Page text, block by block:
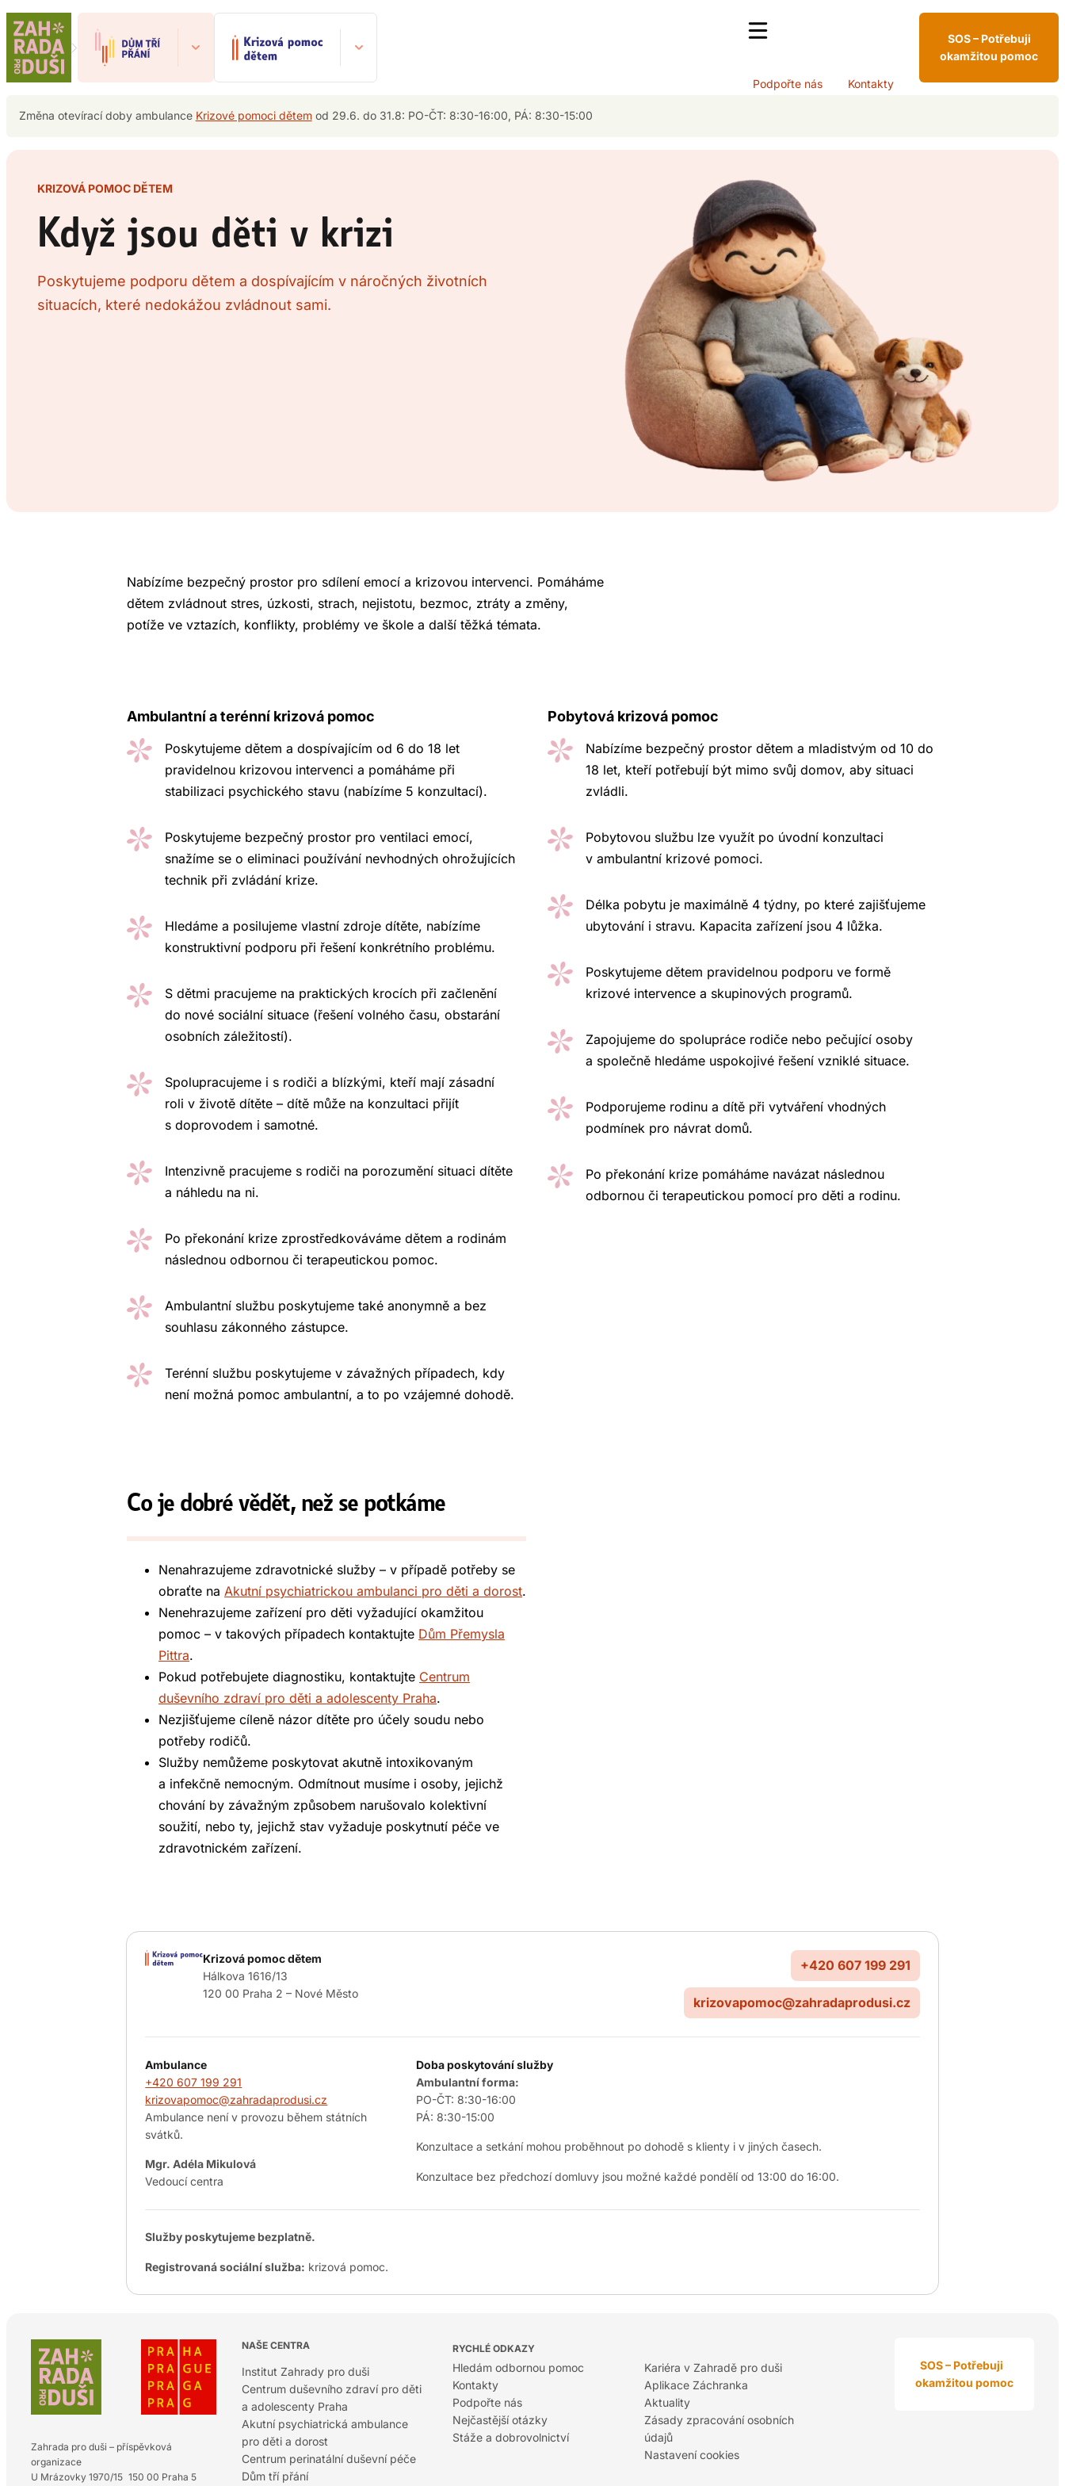
Přeskočit
na
obsah
Podpořte nás Kontakty
SOS – Potřebuji
okamžitou pomoc
Změna otevírací doby ambulance Krizové pomoci dětemod 29.6. do 31.8: PO-ČT: 8:30-16:00, PÁ: 8:30-15:00
KRIZOVÁ POMOC DĚTEM
Když jsou děti v krizi
Poskytujeme podporu dětem a dospívajícím v náročných životních
situacích, které nedokážou zvládnout sami.
Nabízíme bezpečný prostor pro sdílení emocí a krizovou intervenci. Pomáháme
dětem zvládnout stres, úzkosti, strach, nejistotu, bezmoc, ztráty a změny,
potíže ve vztazích, konflikty, problémy ve škole a další těžká témata.
Ambulantní a terénní krizová pomoc
Poskytujeme dětem a dospívajícím od 6 do 18 let
pravidelnou krizovou intervenci a pomáháme při
stabilizaci psychického stavu (nabízíme 5 konzultací).
Poskytujeme bezpečný prostor pro ventilaci emocí,
snažíme se o eliminaci používání nevhodných ohrožujících
technik při zvládání krize.
Hledáme a posilujeme vlastní zdroje dítěte, nabízíme
konstruktivní podporu při řešení konkrétního problému.
S dětmi pracujeme na praktických krocích při začlenění
do nové sociální situace (řešení volného času, obstarání
osobních záležitostí).
Spolupracujeme i s rodiči a blízkými, kteří mají zásadní
roli v životě dítěte – dítě může na konzultaci přijít
s doprovodem i samotné.
Intenzivně pracujeme s rodiči na porozumění situaci dítěte
a náhledu na ni.
Po překonání krize zprostředkováváme dětem a rodinám
následnou odbornou či terapeutickou pomoc.
Ambulantní službu poskytujeme také anonymně a bez
souhlasu zákonného zástupce.
Terénní službu poskytujeme v závažných případech, kdy
není možná pomoc ambulantní, a to po vzájemné dohodě.
Pobytová krizová pomoc
Nabízíme bezpečný prostor dětem a mladistvým od 10 do
18 let, kteří potřebují být mimo svůj domov, aby situaci
zvládli.
Pobytovou službu lze využít po úvodní konzultaci
v ambulantní krizové pomoci.
Délka pobytu je maximálně 4 týdny, po které zajišťujeme
ubytování i stravu. Kapacita zařízení jsou 4 lůžka.
Poskytujeme dětem pravidelnou podporu ve formě
krizové intervence a skupinových programů.
Zapojujeme do spolupráce rodiče nebo pečující osoby
a společně hledáme uspokojivé řešení vzniklé situace.
Podporujeme rodinu a dítě při vytváření vhodných
podmínek pro návrat domů.
Po překonání krize pomáháme navázat následnou
odbornou či terapeutickou pomocí pro děti a rodinu.
Co je dobré vědět, než se potkáme
Nenahrazujeme zdravotnické služby – v případě potřeby se
obraťte na Akutní psychiatrickou ambulanci pro děti a dorost.
Nenehrazujeme zařízení pro děti vyžadující okamžitou
pomoc – v takových případech kontaktujte Dům Přemysla
Pittra.
Pokud potřebujete diagnostiku, kontaktujte Centrum
duševního zdraví pro děti a adolescenty Praha.
Nezjišťujeme cíleně názor dítěte pro účely soudu nebo
potřeby rodičů.
Služby nemůžeme poskytovat akutně intoxikovaným
a infekčně nemocným. Odmítnout musíme i osoby, jejichž
chování by závažným způsobem narušovalo kolektivní
soužití, nebo ty, jejichž stav vyžaduje poskytnutí péče ve
zdravotnickém zařízení.
Krizová pomoc dětem
Hálkova 1616/13
120 00 Praha 2 – Nové Město
+420 607 199 291
krizovapomoc@zahradaprodusi.cz
Ambulance
+420 607 199 291
krizovapomoc@zahradaprodusi.cz
Ambulance není v provozu během státních
svátků.
Mgr. Adéla Mikulová
Vedoucí centra
Doba poskytování služby
Ambulantní forma:
PO-ČT: 8:30-16:00
PÁ: 8:30-15:00
Konzultace a setkání mohou proběhnout po dohodě s klienty i v jiných časech.
Konzultace bez předchozí domluvy jsou možné každé pondělí od 13:00 do 16:00.
Služby poskytujeme bezplatně.
Registrovaná sociální služba: krizová pomoc.
Zahrada pro duši – příspěvková
organizace
U Mrázovky 1970/15 150 00 Praha 5
NAŠE CENTRA
Institut Zahrady pro duši
Centrum duševního zdraví pro děti
a adolescenty Praha
Akutní psychiatrická ambulance
pro děti a dorost
Centrum perinatální duševní péče
Dům tří přání
RYCHLÉ ODKAZY
Hledám odbornou pomoc
Kontakty
Podpořte nás
Nejčastější otázky
Stáže a dobrovolnictví
Kariéra v Zahradě pro duši
Aplikace Záchranka
Aktuality
Zásady zpracování osobních
údajů
Nastavení cookies
SOS – Potřebuji
okamžitou pomoc